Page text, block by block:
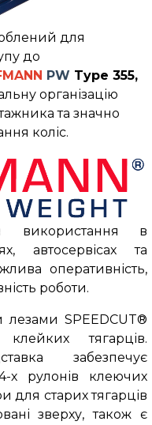
для
до
PW Type 355,
організацію
та значно
коліс.
використання в
автосервісах та
оперативність,
роботи.
лезами SPEEDCUT®
тягарців.
забезпечує
х рулонів клеючих
для старих тягарців
зверху, також є